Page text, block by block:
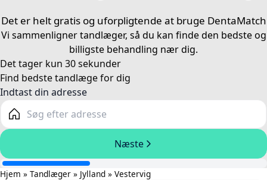
Det er helt gratis og uforpligtende at bruge DentaMatch
Vi sammenligner tandlæger, så du kan finde den bedste og
billigste behandling nær dig.
Det tager kun 30 sekunder​
Find bedste tandlæge for dig ​
Hjem » Tandlæger » Jylland » Vestervig